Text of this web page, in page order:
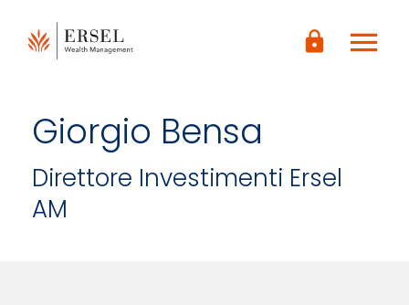
CONTENUTO
PRINCIPALE
PAGINA
lock menu
Giorgio Bensa
Direttore Investimenti Ersel
AM